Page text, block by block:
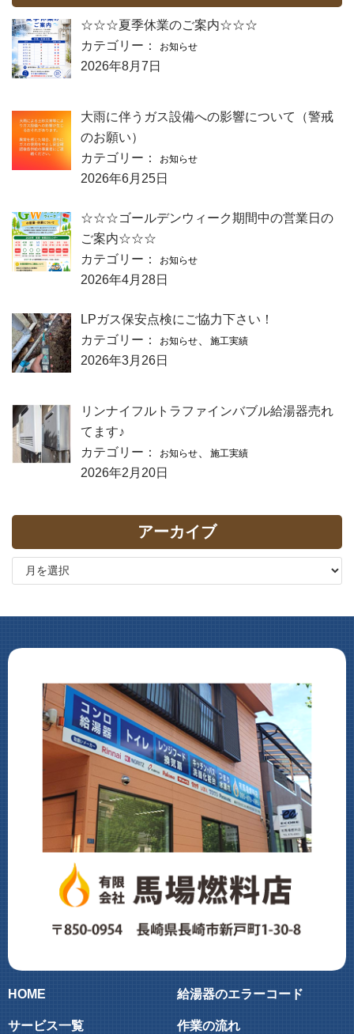
☆☆☆夏季休業のご案内☆☆☆
カテゴリー：
お知らせ
2026年8月7日
大雨に伴うガス設備への影響について（警戒
のお願い）
カテゴリー：
お知らせ
2026年6月25日
☆☆☆ゴールデンウィーク期間中の営業日の
ご案内☆☆☆
カテゴリー：
お知らせ
2026年4月28日
LPガス保安点検にご協力下さい！
カテゴリー：
お知らせ 施工実績
2026年3月26日
リンナイフルトラファインバブル給湯器売れ
てます♪
カテゴリー：
お知らせ 施工実績
2026年2月20日
アーカイブ
HOME
サービス一覧
給湯器のエラーコード
作業の流れ